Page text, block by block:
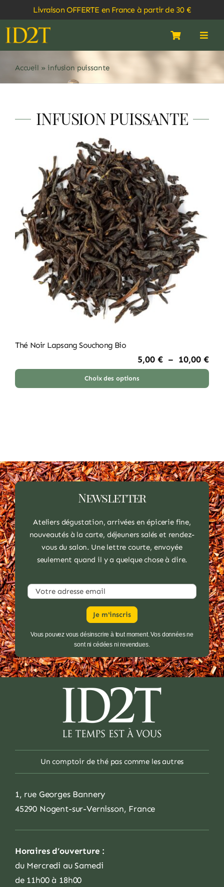
au
contenu
Livraison OFFERTE en France à partir de 30 €
à
MON COMPTE
à
ACCUEIL
SALON DE THÉ
ABONNEMENTS
ARTICLES
CONTACT
Accueil » infusion puissante
INFUSION PUISSANTE
Thé Noir Lapsang Souchong Bio
5,00€ – 10,00€
Choix des options
Ce
options
être
sur
la
page
Newsletter
Ateliers dégustation, arrivées en épicerie fine,
nouveautés à la carte, déjeuners salés et rendez-
vous du salon. Une lettre courte, envoyée
seulement quand il y a quelque chose à dire.
Vous pouvez vous désinscrire à tout moment. Vos données ne
sont ni cédées ni revendues.
Un comptoir de thé pas comme les autres
1, rue Georges Bannery
45290 Nogent-sur-Vernisson, France
Horaires d’ouverture :
du Mercredi au Samedi
de 11h00 à 18h00